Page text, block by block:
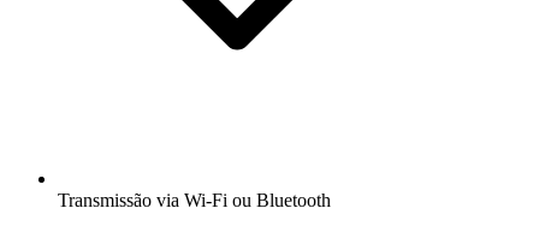
Transmissão via Wi-Fi ou Bluetooth